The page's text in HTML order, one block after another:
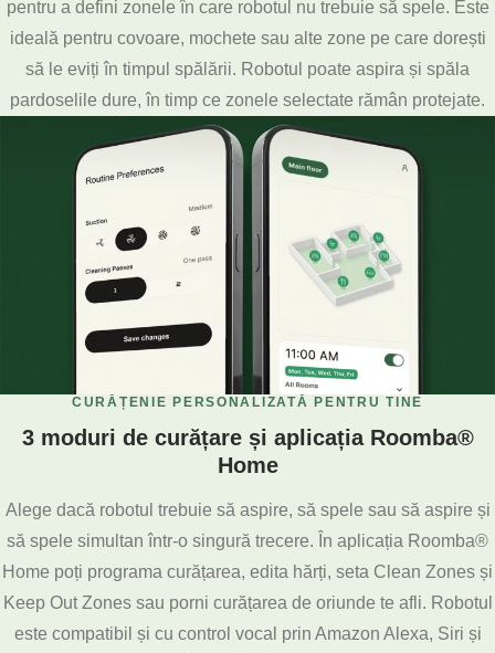
pentru a defini zonele în care robotul nu trebuie să spele. Este
ideală pentru covoare, mochete sau alte zone pe care dorești
să le eviți în timpul spălării. Robotul poate aspira și spăla
pardoselile dure, în timp ce zonele selectate rămân protejate.
CURĂȚENIE PERSONALIZATĂ PENTRU TINE
3 moduri de curățare și aplicația Roomba®
Home
Alege dacă robotul trebuie să aspire, să spele sau să aspire și
să spele simultan într-o singură trecere. În aplicația Roomba®
Home poți programa curățarea, edita hărți, seta Clean Zones și
Keep Out Zones sau porni curățarea de oriunde te afli. Robotul
este compatibil și cu control vocal prin Amazon Alexa, Siri și